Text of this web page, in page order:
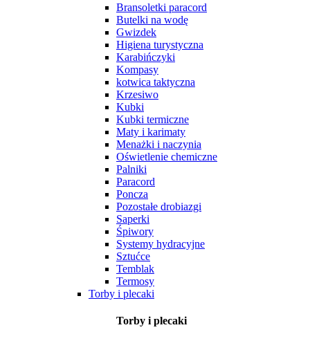
Bransoletki paracord
Butelki na wodę
Gwizdek
Higiena turystyczna
Karabińczyki
Kompasy
kotwica taktyczna
Krzesiwo
Kubki
Kubki termiczne
Maty i karimaty
Menażki i naczynia
Oświetlenie chemiczne
Palniki
Paracord
Poncza
Pozostałe drobiazgi
Saperki
Śpiwory
Systemy hydracyjne
Sztućce
Temblak
Termosy
Torby i plecaki
Torby i plecaki